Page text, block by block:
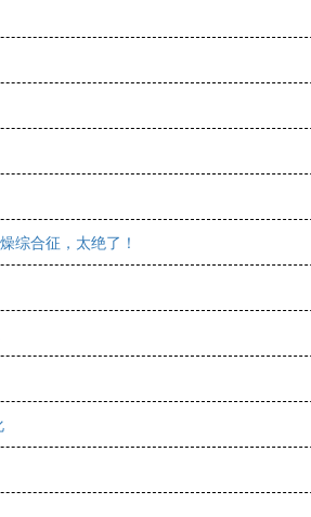
综合征，太绝了！